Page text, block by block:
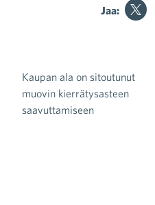
Jaa:
Artikkelien selaus
Kaupan ala on sitoutunut
muovin kierrätysasteen
saavuttamiseen